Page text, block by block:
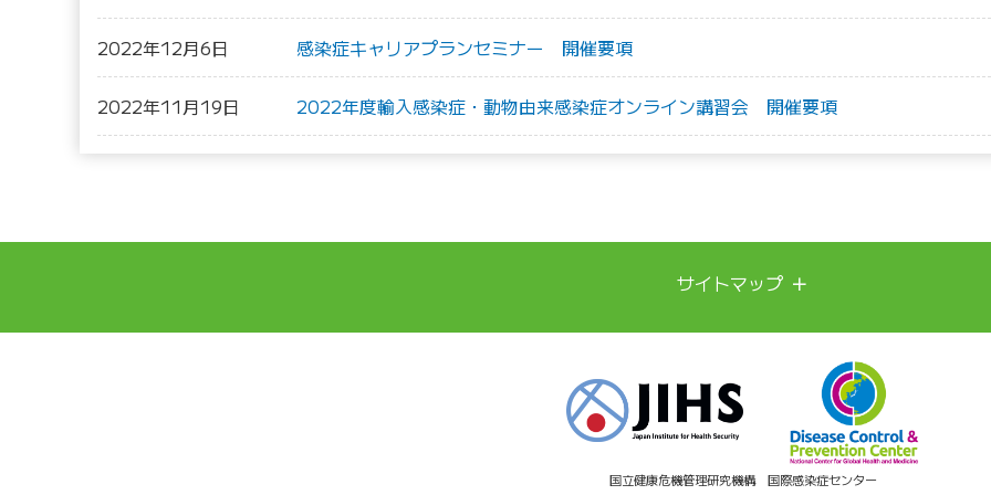
2022年12月6日 感染症キャリアプランセミナー 開催要項
2022年11月19日 2022年度輸入感染症・動物由来感染症オンライン講習会 開催要項
サイトマップ ＋
新興再興感染症への備え
情報・資料
国立健康危機管理研究機構 国際感染症センター